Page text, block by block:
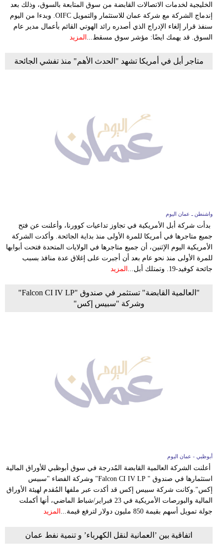
الخليجية لخدمات الاتصالات القابضة من سوق المتابعة بالسوق، وذلك بعد
إندماج الشركة مع شركة عمان للاستثمار والتمويل OIFC. وبدءا من اليوم
سنفذ قرار إلغاء الإدراج الذي أصدره رائد الهوتي القائم بأعمال مدير عام
السوق. قد يهمك ايضًا: مؤشر سوق مسقط... المزيد
متاجر أبل في أمريكا تشهد "الحدث الأهم" منذ تفشي الجائحة
واشنطن ـ عمان اليوم
بدأت شركة أبل الأمريكية في تجاوز تداعيات كوورنا، وأعلنت عن فتح
جميع متاجرها في أمريكا للمرة الأولى منذ بداية الجائحة. وأكدت الشركة
الأمريكية اليوم الإثنين، أن جميع متاجرها في الولايات المتحدة فتحت أبوابها
للمرة الأولى منذ نحو عام بعد أن أجبرت على إغلاق عدة منافذ بسبب
جائحة كوفيد-19. وتمتلك أبل...
المزيد
"العالمية القابضة" تستثمر في صندوق "Falcon CI IV LP"
وشركة "سبيس إكس"
أبوظبي - عمان اليوم
أعلنت الشركة العالمية القابضة المُدرجة في سوق أبوظبي للأوراق المالية
استثمارها في صندوق " Falcon CI IV LP" وشركة الفضاء "سبيس
إكس".وكانت شركة سبيس إكس قد أكدت عبر ملفها المُقدم لهيئة الأوراق
المالية والبورصات الأمريكية في 23 فبراير/شباط الماضي، أنها أكملت
جولة تمويل أسهم بقيمة 850 مليون دولار لترفع قيمة...
المزيد
اتفاقية بين ’العمانية لنقل الكهرباء’ و تنمية نفط عمان